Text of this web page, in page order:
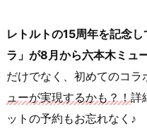
レトルトの15周年を記念
ラ」が8月から六本木ミュ
だけでなく、初めてのコラ
ューが実現するかも？！詳
ットの予約もお忘れなく♪